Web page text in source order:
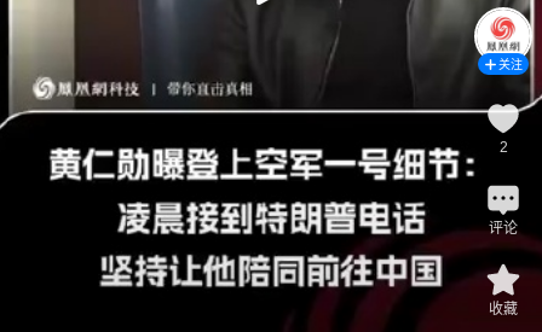
关注
2
评论
收藏